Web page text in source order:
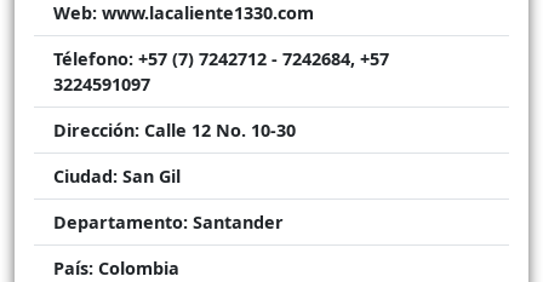
Web: www.lacaliente1330.com
Télefono: +57 (7) 7242712 - 7242684, +57
3224591097
Dirección: Calle 12 No. 10-30
Ciudad: San Gil
Departamento: Santander
País: Colombia